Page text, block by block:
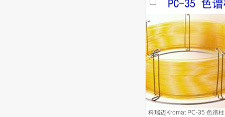
科瑞迈Kromat PC-35 色谱柱